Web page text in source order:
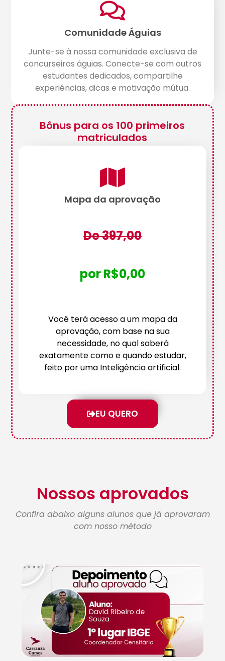
Comunidade Águias
Junte-se à nossa comunidade exclusiva de
concurseiros águias. Conecte-se com outros
estudantes dedicados, compartilhe
experiências, dicas e motivação mútua.
Bônus para os 100 primeiros
matriculados
Mapa da aprovação
De 397,00
por R$0,00
Você terá acesso a um mapa da
aprovação, com base na sua
necessidade, no qual saberá
exatamente como e quando estudar,
feito por uma Inteligência artificial.
EU QUERO
Nossos aprovados
Confira abaixo alguns alunos que já aprovaram
com nosso método